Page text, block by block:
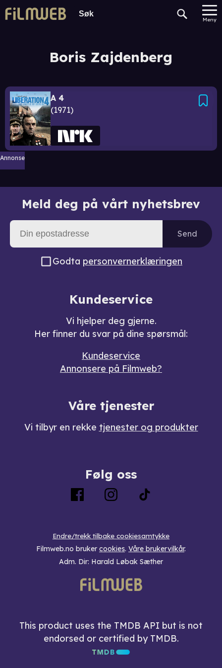
Meny
Boris Zajdenberg
A 4
1971
Annonse
Meld deg på vårt nyhetsbrev
Send
Godta personvernerklæringen
Kundeservice
Vi hjelper deg gjerne.
Her finner du svar på dine spørsmål:
Kundeservice
Annonsere på Filmweb?
Våre tjenester
Vi tilbyr en rekke tjenester og produkter
Følg oss
Endre/trekk tilbake cookiesamtykke
Filmweb.no bruker cookies. Våre brukervilkår.
Adm. Dir: Harald Løbak Sæther
This product uses the TMDB API but is not
endorsed or certified by TMDB.